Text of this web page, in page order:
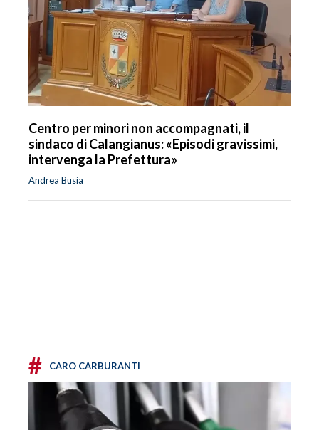
Centro per minori non accompagnati, il
sindaco di Calangianus: «Episodi gravissimi,
intervenga la Prefettura»
Andrea Busia
# CARO CARBURANTI